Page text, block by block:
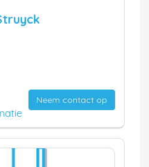
Neem contact op